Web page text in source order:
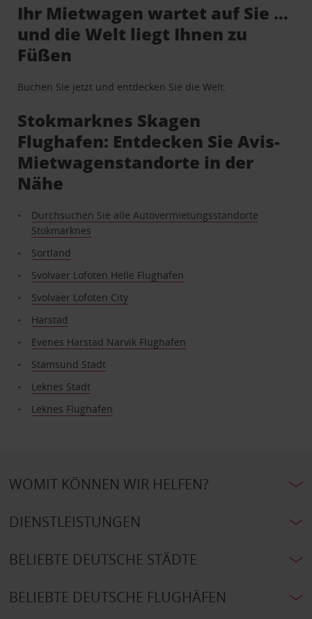
Ihr Mietwagen wartet auf Sie …
und die Welt liegt Ihnen zu
Füßen
Buchen Sie jetzt und entdecken Sie die Welt.
Stokmarknes Skagen
Flughafen: Entdecken Sie Avis-
Mietwagenstandorte in der
Nähe
Durchsuchen Sie alle Autovermietungsstandorte
Stokmarknes
Sortland
Svolvaer Lofoten Helle Flughafen
Svolvaer Lofoten City
Harstad
Evenes Harstad Narvik Flughafen
Stamsund Stadt
Leknes Stadt
Leknes Flughafen
WOMIT KÖNNEN WIR HELFEN?
DIENSTLEISTUNGEN
BELIEBTE DEUTSCHE STÄDTE
BELIEBTE DEUTSCHE FLUGHÄFEN